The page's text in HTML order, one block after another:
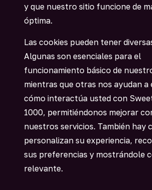
y que nuestro sitio funcione de
óptima.
Las cookies pueden tener
Algunas son esenciales para el
funcionamiento básico de
mientras que otras nos ayudan a
cómo interactúa usted con
1000, permitiéndonos mejorar
nuestros servicios. También hay
personalizan su experiencia,
sus preferencias y mostrándole
relevante.